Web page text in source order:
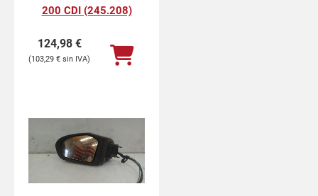
200 CDI (245.208)
124,98 €
103,29 €